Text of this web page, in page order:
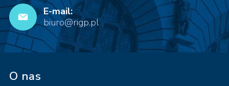
E-mail:
biuro@rigp.pl
O nas